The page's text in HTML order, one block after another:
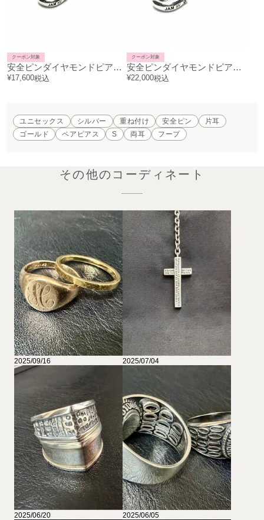
安全ピンダイヤモンドピアスS-シルバー（燻加工）/片耳
クーポン対象
¥17,600税込
安全ピンダイヤモンドピアスM-シルバー（燻加工）/片耳
クーポン対象
¥22,000税込
ユニセックス シルバー 重ね付け 安全ピン
片耳
ゴールド
ペアピアス S 両耳 フープ
その他のコーディネート
2025/09/16 2025/07/04
2025/06/20 2025/06/05